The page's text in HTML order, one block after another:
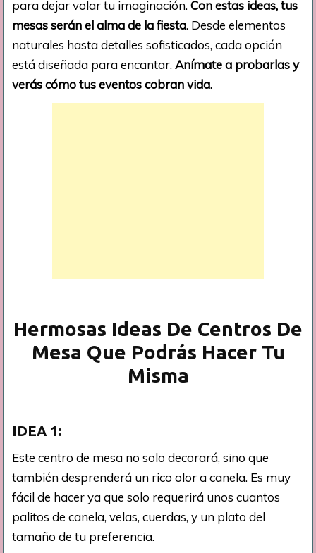
para dejar volar tu imaginación.Con estas ideas, tus
mesas serán el alma de la fiesta. Desde elementos
naturales hasta detalles sofisticados, cada opción
está diseñada para encantar.Anímate a probarlas y
verás cómo tus eventos cobran vida.
Hermosas Ideas De Centros De
Mesa Que Podrás Hacer Tu
Misma
IDEA 1:
Este centro de mesa no solo decorará, sino que
también desprenderá un rico olor a canela. Es muy
fácil de hacer ya que solo requerirá unos cuantos
palitos de canela, velas, cuerdas, y un plato del
tamaño de tu preferencia.